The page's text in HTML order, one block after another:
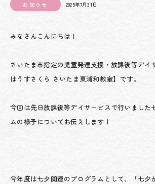
お知らせ 2025年7月31日
みなさんこんにちは！
さいたま市指定の児童発達支援・放課後等デイ
はうすさくら さいたま東浦和教室】です。
今回は先日放課後等デイサービスで行いました
ムの様子についてお伝えします！
今年度は七夕関連のプログラムとして、「七夕